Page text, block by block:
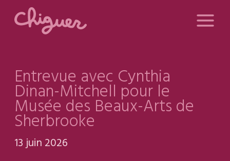
Entrevue avec Cynthia
Dinan-Mitchell pour le
Musée des Beaux-Arts de
Sherbrooke
13 juin 2026